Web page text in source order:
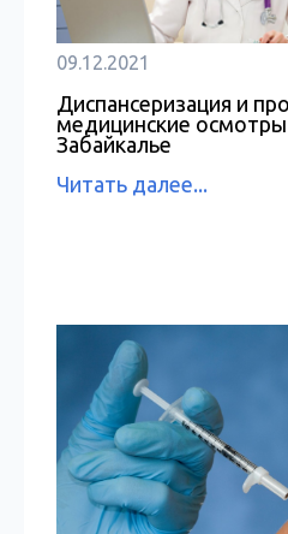
09.12.2021
Диспансеризация и
медицинские
Забайкалье
Читать далее...